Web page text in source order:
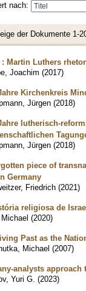
nach:
der Dokumente 1-
: Martin Luthers
Joachim (2017)
Kirchenkreis
Jürgen (2018)
lutherisch-
Jürgen (2018)
piece of
Germany
Friedrich (2021)
religiosa de
(2020)
Past as the
Michael (2007)
analysts
Yuri G. (2023)